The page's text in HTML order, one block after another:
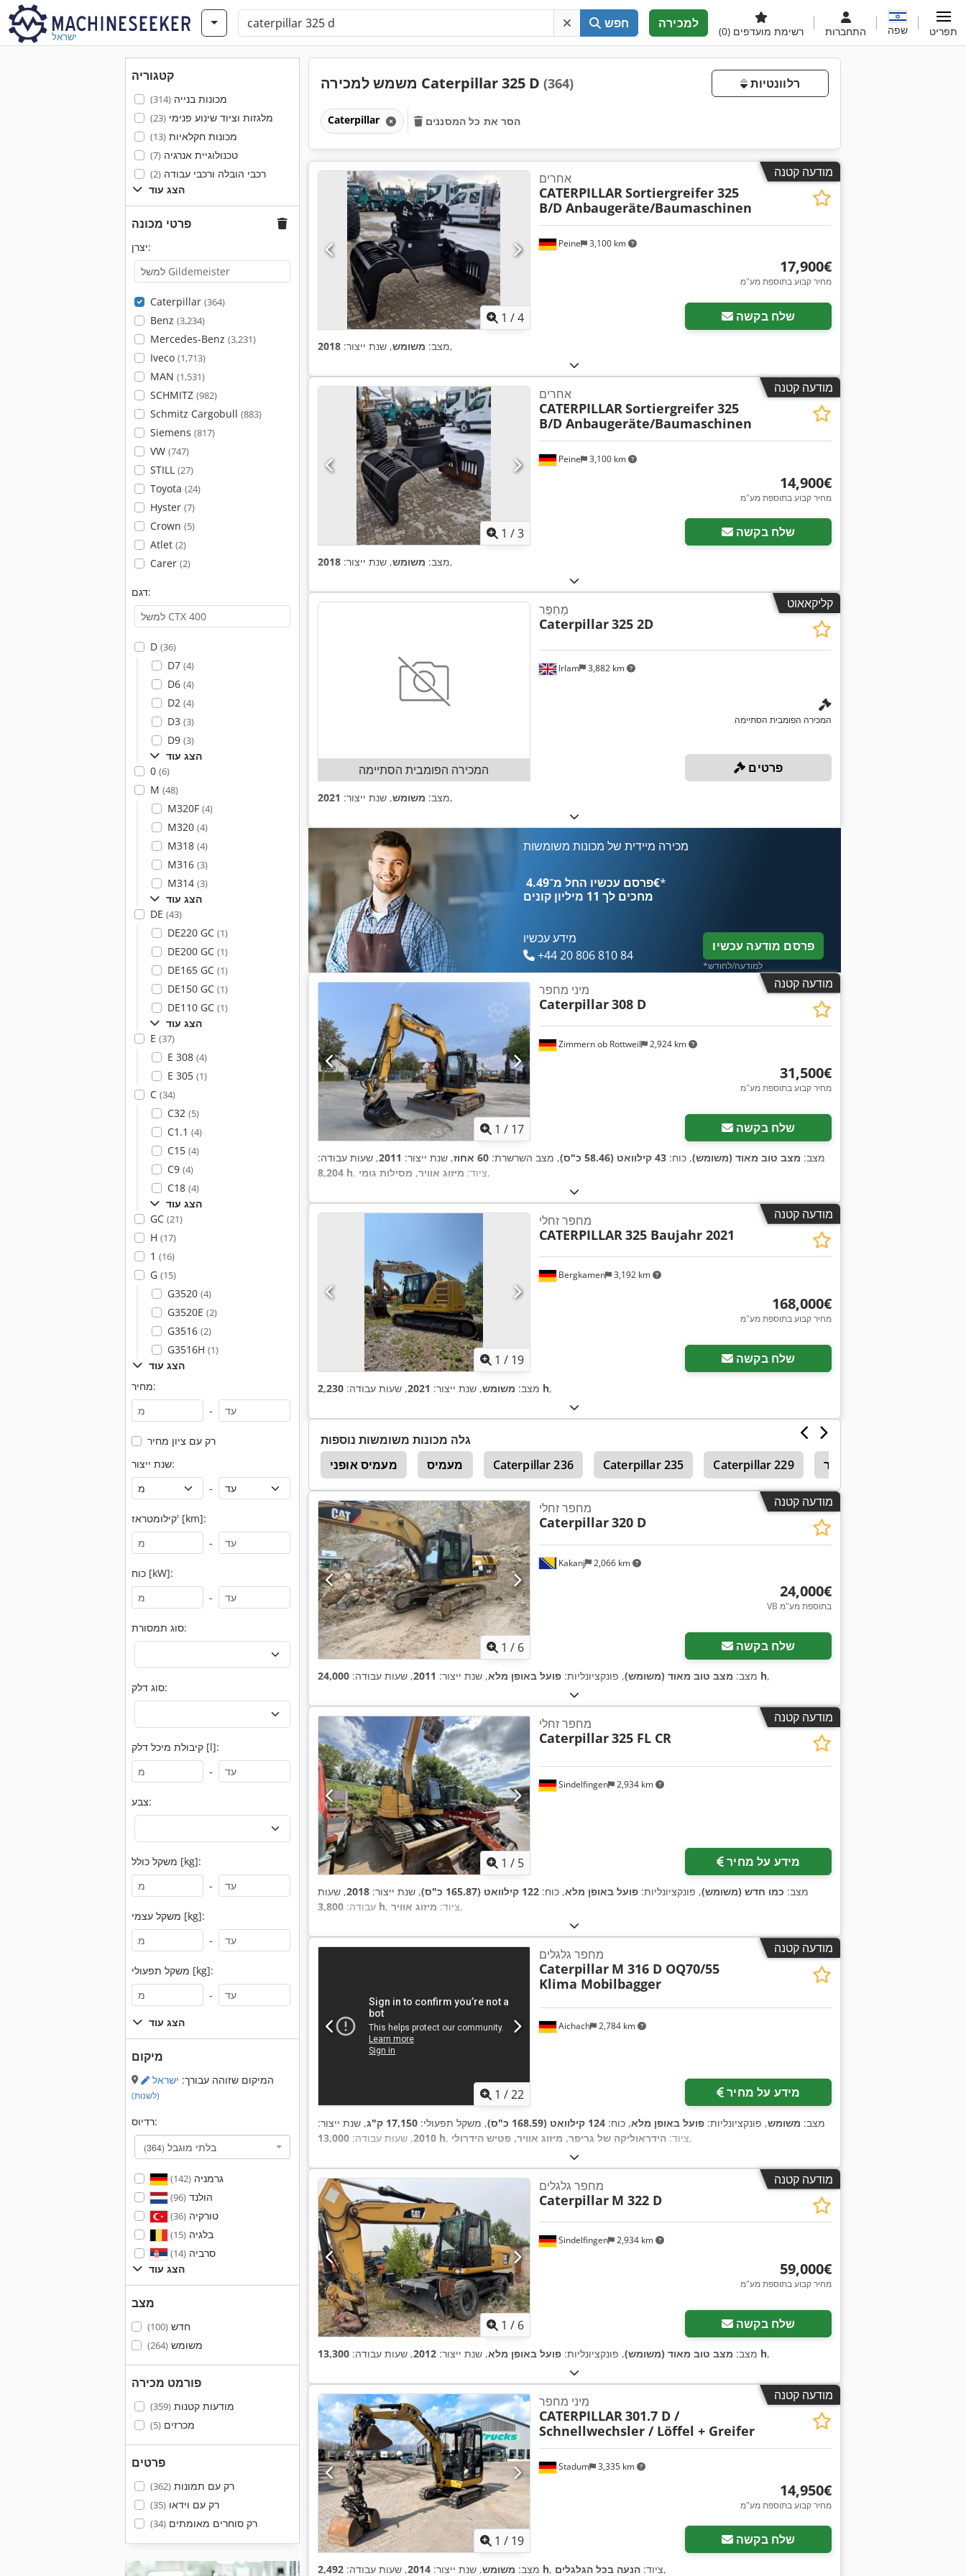
ישראל
חפש למכירה
רשימת מועדפים (0) התחברות שפה תפריט
קטגוריה
מכונות בנייה(314)
מלגזות וציוד שינוע פנימי(23)
מכונות חקלאיות(13)
טכנולוגיית אנרגיה(7)
רכבי הובלה ורכבי עבודה(2)
הצג עוד
פרטי מכונה
יצרן:
Caterpillar (364)
Benz (3,234)
Mercedes-Benz (3,231)
Iveco (1,713)
MAN (1,531)
SCHMITZ (982)
Schmitz Cargobull (883)
Siemens (817)
VW (747)
STILL (27)
Toyota (24)
Hyster (7)
Crown (5)
Atlet (2)
Carer (2)
דגם:
D (36)
D7 (4)
D6 (4)
D2 (4)
D3 (3)
D9 (3)
הצג עוד
0 (6)
M (48)
M320F (4)
M320 (4)
M318 (4)
M316 (3)
M314 (3)
הצג עוד
DE (43)
DE220 GC (1)
DE200 GC (1)
DE165 GC (1)
DE150 GC (1)
DE110 GC (1)
הצג עוד
E (37)
E 308 (4)
E 305 (1)
C (34)
C32 (5)
C1.1 (4)
C15 (4)
C9 (4)
C18 (4)
הצג עוד
GC (21)
H (17)
1 (16)
G (15)
G3520 (4)
G3520E (2)
G3516 (2)
G3516H (1)
הצג עוד
מחיר:
-
רק עם ציון מחיר
שנת ייצור:
-
קילומטראז' [km]:
-
כוח [kW]:
-
סוג תמסורת:
סוג דלק:
קיבולת מיכל דלק [l]:
-
צבע:
משקל כולל [kg]:
-
משקל עצמי [kg]:
-
משקל תפעולי [kg]:
-
הצג עוד
מיקום
המיקום שזוהה עבורך: ישראל
(לשנות)
רדיוס:
בלתי מוגבל (364)
גרמניה(142)
הולנד(96)
טורקיה(36)
בלגיה(15)
סרביה(14)
הצג עוד
מצב
חדש(100)
משומש(264)
פורמט מכירה
מודעות קטנות(359)
מכרזים(5)
פרטים
רק עם תמונות(362)
רק עם וידאו(35)
רק סוחרים מאומתים(34)
משמש למכירה Caterpillar 325 D (364) רלוונטיות
Caterpillar הסר את כל המסננים
מודעה קטנה
1 /4
Peine 3,100 km
אחרים
CATERPILLAR Sortiergreifer 325
B/D Anbaugeräte/Baumaschinen
‏17,900 ‏€
מחיר קבוע בתוספת מע"מ
שלח בקשה
מצב: משומש, שנת ייצור: 2018 ,
מודעה קטנה
1 /3
Peine 3,100 km
אחרים
CATERPILLAR Sortiergreifer 325
B/D Anbaugeräte/Baumaschinen
‏14,900 ‏€
מחיר קבוע בתוספת מע"מ
שלח בקשה
מצב: משומש, שנת ייצור: 2018 ,
קליקאאוט
המכירה הפומבית הסתיימה
Irlam 3,882 km
מַחְפֵּר
Caterpillar325 2D
המכירה הפומבית הסתיימה
פרטים
מצב: משומש, שנת ייצור: 2021 ,
מכירה מיידית של מכונות משומשות
פרסם עכשיו החל מ־‏4.49 ‏€*
מחכים לך 11 מיליון קונים
מידע עכשיו
+44 20 806 810 84
פרסם מודעה עכשיו
*למודעה/לחודש
מודעה קטנה
1 / 17
Zimmern ob Rottweil 2,924 km
מיני מחפר
Caterpillar308 D
‏31,500 ‏€
מחיר קבוע בתוספת מע"מ
שלח בקשה
מצב: מצב טוב מאוד (משומש), כוח: 43 קילוואט (58.46 כ"ס) , מצב השרשרת: 60 אחוז , שנת ייצור: 2011, שעות עבודה:
8,204 h
, ציוד: מיזוג אוויר, מסילות גומי ,
מודעה קטנה
1 / 19
Bergkamen 3,192 km
מחפר זחלי
CATERPILLAR 325 Baujahr 2021
‏168,000 ‏€
מחיר קבוע בתוספת מע"מ
שלח בקשה
מצב: משומש, שנת ייצור: 2021, שעות עבודה: 2,230 h,
גלה מכונות משומשות נוספות
מעמיס אופני
מעמיס Caterpillar 236 Caterpillar 235 Caterpillar 229 מינִי מחפר מחפר מיני דליים
מודעה קטנה
1 / 6
Kakanj 2,066 km
מחפר זחלי
Caterpillar320 D
‏24,000 ‏€
VB בתוספת מע"מ
שלח בקשה
מצב: מצב טוב מאוד (משומש), פונקציונליות: פועל באופן מלא, שנת ייצור: 2011, שעות עבודה: 24,000 h,
מודעה קטנה
1 / 5
Sindelfingen 2,934 km
מחפר זחלי
Caterpillar325 FL CR
מידע על מחיר
מצב: כמו חדש (משומש), פונקציונליות: פועל באופן מלא, כוח: 122 קילוואט (165.87 כ"ס) , שנת ייצור: 2018, שעות
עבודה: 3,800 h , ציוד: מיזוג אוויר ,
מודעה קטנה
1 /22
Aichach 2,784 km
מחפר גלגלים
Caterpillar M 316 D OQ70/55
Klima Mobilbagger
מידע על מחיר
מצב: משומש, פונקציונליות: פועל באופן מלא, כוח: 124 קילוואט (168.59 כ"ס) , משקל תפעולי: 17,150 ק"ג
, שנת ייצור:
2010, שעות עבודה: 13,000 h , ציוד: הידראוליקה של גריפר, מיזוג אוויר, פטיש הידרולי ,
מודעה קטנה
1 / 6
Sindelfingen 2,934 km
מחפר גלגלים
Caterpillar M 322 D
‏59,000 ‏€
מחיר קבוע בתוספת מע"מ
שלח בקשה
מצב: מצב טוב מאוד (משומש), פונקציונליות: פועל באופן מלא, שנת ייצור: 2012, שעות עבודה: 13,300 h,
מודעה קטנה
1 / 19
Stadum 3,335 km
מיני מחפר
CATERPILLAR 301.7 D /
Schnellwechsler / Löffel + Greifer
‏14,950 ‏€
מחיר קבוע בתוספת מע"מ
שלח בקשה
מצב: משומש, שנת ייצור: 2014, שעות עבודה: 2,492 h , ציוד: הנעה בכל הגלגלים ,